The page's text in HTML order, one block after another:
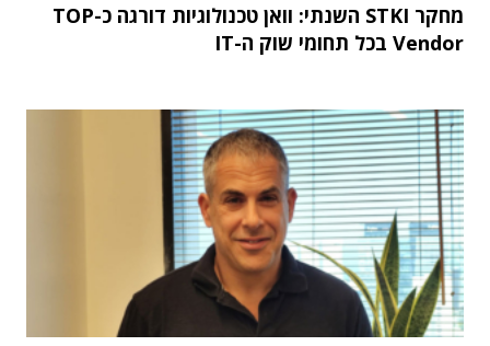
מחקר STKI השנתי: וואן טכנולוגיות דורגה כ-TOP
Vendor בכל תחומי שוק ה-IT